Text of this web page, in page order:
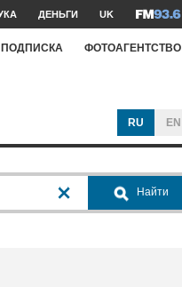
ДЕНЬГИ UK
ПОДПИСКА ФОТОАГЕНТСТВО
RU EN
Найти